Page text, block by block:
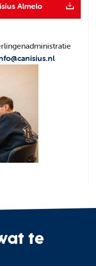
Almelo
te